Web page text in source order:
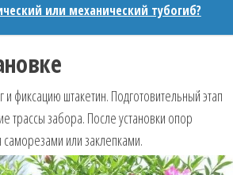
или механический тубогиб?
фиксацию штакетин. Подготовительный этап
трассы забора. После установки опор
саморезами или заклепками.